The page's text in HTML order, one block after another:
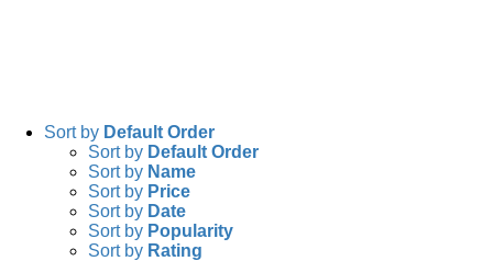
Sort by Default Order
Sort by Default Order
Sort by Name
Sort by Price
Sort by Date
Sort by Popularity
Sort by Rating